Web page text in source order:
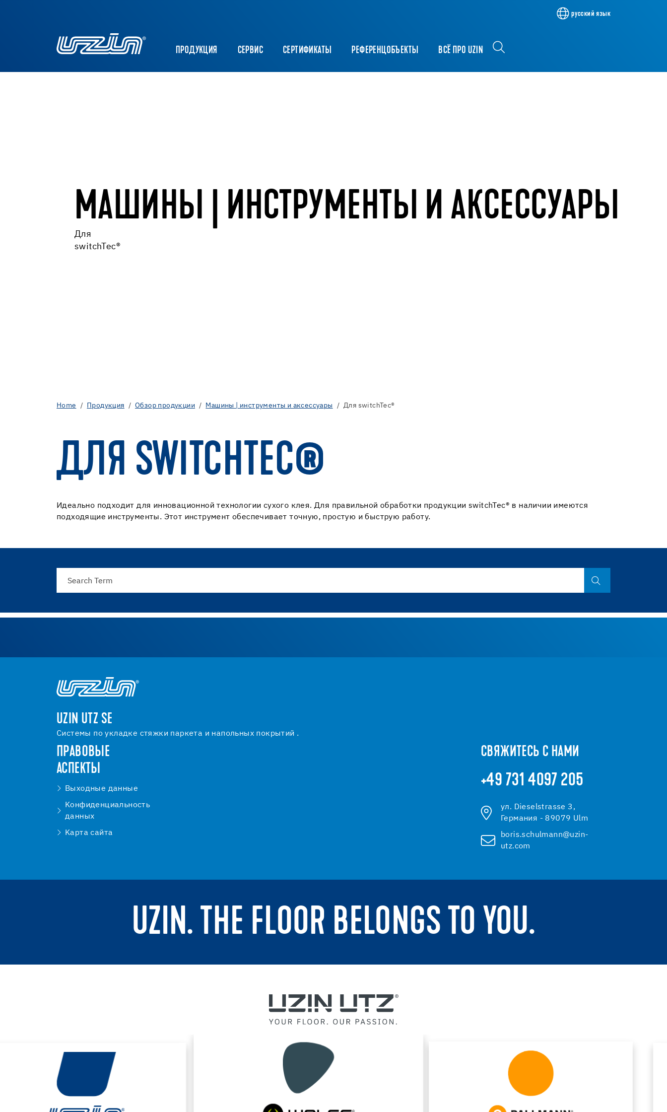
русский язык
ПРОДУКЦИЯ CЕРВИС СЕРТИФИКАТЫ РЕФЕРЕНЦОБЪЕКТЫ ВСЁ ПРО UZIN
МАШИНЫ | ИНСТРУМЕНТЫ И АКСЕССУАРЫ
Для
switchTec®
Home Продукция Обзор продукции Машины | инструменты и аксессуары Для switchTec®
ДЛЯ SWITCHTEC®
Идеально подходит для инновационной технологии сухого клея. Для правильной обработки продукции switchTec® в наличии имеются
подходящие инструменты. Этот инструмент обеспечивает точную, простую и быструю работу.
UZIN UTZ SE
Системы по укладке стяжки паркета и напольных покрытий .
ПРАВОВЫЕ
АСПЕКТЫ
Bыходные данные
Kонфиденциальность
данных
Kарта сайта
СВЯЖИТЕСЬ С НАМИ
+49 731 4097 205
ул. Dieselstrasse 3,
Германия - 89079 Ulm
boris.schulmann@uzin-
utz.com
UZIN. THE FLOOR BELONGS TO YOU.